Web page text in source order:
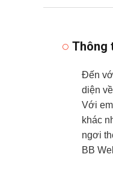
Thông
Đến
diện
Với
khác
ngơi
BB